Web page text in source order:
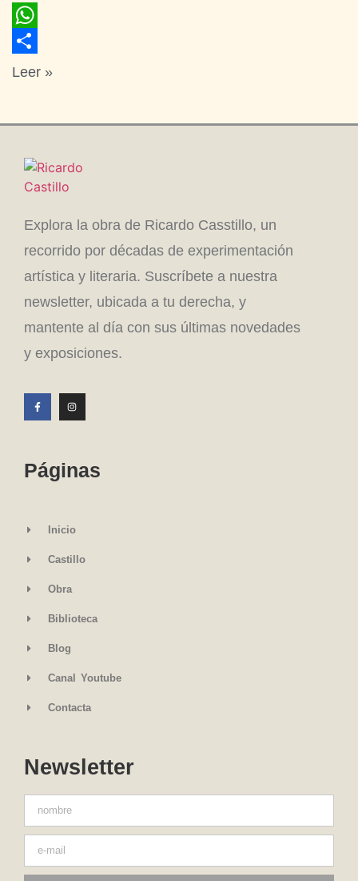
WhatsApp
Compartir
Leer »
Explora la obra de Ricardo Casstillo, un
recorrido por décadas de experimentación
artística y literaria. Suscríbete a nuestra
newsletter, ubicada a tu derecha, y
mantente al día con sus últimas novedades
y exposiciones.
Páginas
Inicio
Castillo
Obra
Biblioteca
Blog
Canal Youtube
Contacta
Newsletter